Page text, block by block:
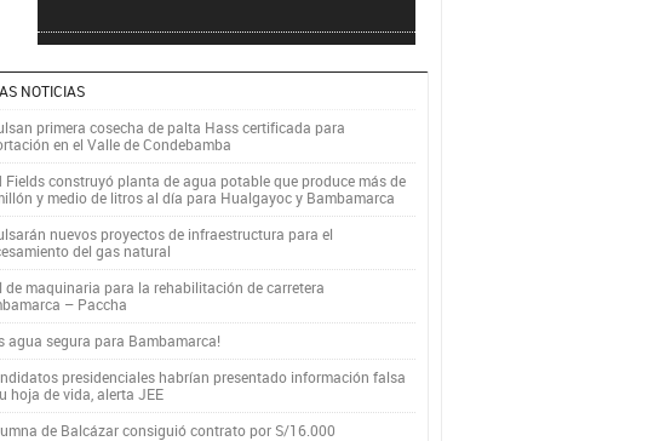
NOTICIAS
primera cosecha de palta Hass certificada para
en el Valle de Condebamba
Fields construyó planta de agua potable que produce más de
y medio de litros al día para Hualgayoc y Bambamarca
nuevos proyectos de infraestructura para el
del gas natural
de maquinaria para la rehabilitación de carretera
– Paccha
agua segura para Bambamarca!
presidenciales habrían presentado información falsa
hoja de vida, alerta JEE
de Balcázar consiguió contrato por S/16.000